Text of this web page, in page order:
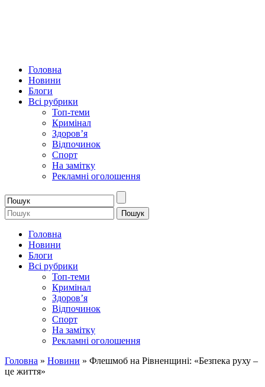
Головна
Новини
Блоги
Всі рубрики
Топ-теми
Кримінал
Здоров’я
Відпочинок
Спорт
На замітку
Рекламні оголошення
Головна
Новини
Блоги
Всі рубрики
Топ-теми
Кримінал
Здоров’я
Відпочинок
Спорт
На замітку
Рекламні оголошення
Головна » Новини » Флешмоб на Рівненщині: «Безпека руху –
це життя»